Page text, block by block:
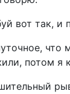
вот так, и
что
потом я